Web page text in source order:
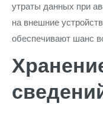
утраты данных при
на внешние
обеспечивают шанс